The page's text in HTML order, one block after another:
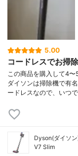
5.00
コードレスでお掃
この商品を購入して4〜
ダイソンは掃除機で有
ードレスなので、いつ
Dyson(ダイソ
V7 Slim